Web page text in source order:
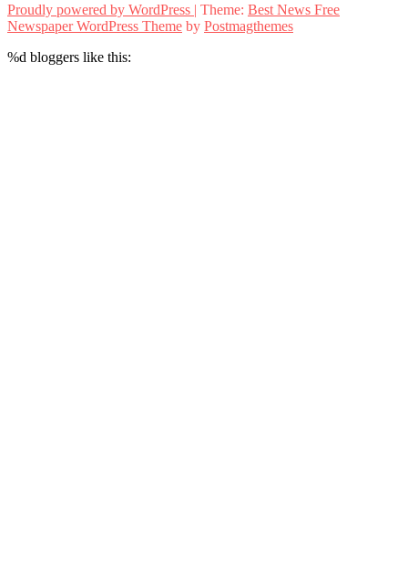
Proudly powered by WordPress | Theme: Best News Free
Newspaper WordPress Theme by Postmagthemes
%d bloggers like this: